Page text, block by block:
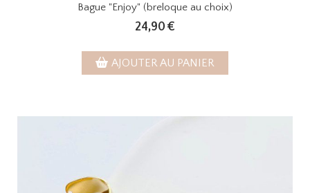
Bague "Enjoy" (breloque au choix)
24,90 €
AJOUTER AU PANIER